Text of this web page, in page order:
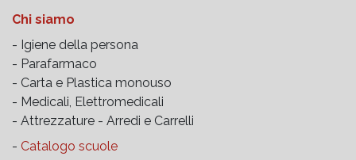
Chi siamo
- Igiene della persona
- Parafarmaco
- Carta e Plastica monouso
- Medicali, Elettromedicali
- Attrezzature - Arredi e Carrelli
- Catalogo scuole